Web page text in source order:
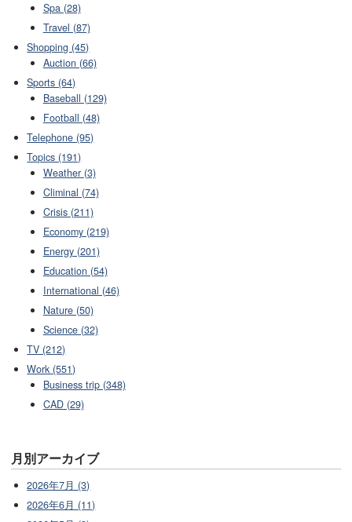
Spa (28)
Travel (87)
Shopping (45)
Auction (66)
Sports (64)
Baseball (129)
Football (48)
Telephone (95)
Topics (191)
Weather (3)
Climinal (74)
Crisis (211)
Economy (219)
Energy (201)
Education (54)
International (46)
Nature (50)
Science (32)
TV (212)
Work (551)
Business trip (348)
CAD (29)
月別アーカイブ
2026年7月 (3)
2026年6月 (11)